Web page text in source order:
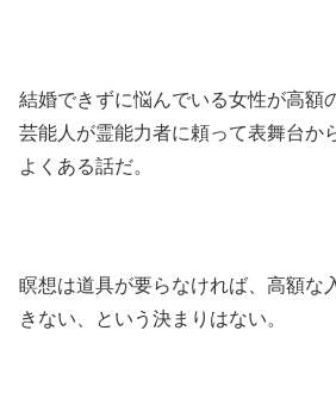
結婚できずに悩んでいる女性が高額
芸能人が霊能力者に頼って表舞台か
よくある話だ。
瞑想は道具が要らなければ、高額な
きない、という決まりはない。